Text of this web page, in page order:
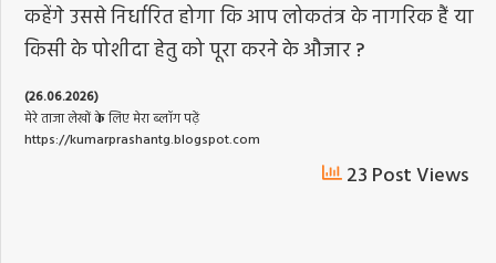
कहेंगे उससे निर्धारित होगा कि आप लोकतंत्र के नागरिक हैं या
किसी के पोशीदा हेतु को पूरा करने के औजार ?
(26.06.2026)
मेरे ताजा लेखों के लिए मेरा ब्लॉग पढ़ें
https://kumarprashantg.blogspot.com
23 Post Views